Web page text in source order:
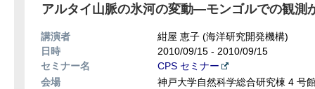
アルタイ山脈の氷河の変動―モンゴルでの観測
講演者
紺屋 恵子 (海洋研究開発機構)
日時
2010/09/15 - 2010/09/15
セミナー名
CPS セミナー
会場
神戸大学自然科学総合研究棟 4 号